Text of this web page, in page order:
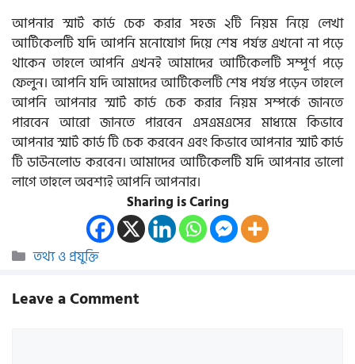
আপনার স্মার্ট কার্ড চেক করার সহজ ২টি নিয়ম নিয়ে লেখা
আর্টিকেলটি যদি আপনি মনোযোগ দিয়ে শেষ পর্যন্ত এখনো না পড়ে
থাকেন তাহলে আপনি এখনই আমাদের আর্টিকেলটি সম্পূর্ণ পড়ে
ফেলুন। আপনি যদি আমাদের আর্টিকেলটি শেষ পর্যন্ত পড়েন তাহলে
আপনি আপনার স্মার্ট কার্ড চেক করার নিয়ম সম্পর্কে জানতে
পারবেন আরো জানতে পারবেন এসএমএসের মাধ্যমে কিভাবে
আপনার স্মার্ট কার্ড টি চেক করবেন এবং কিভাবে আপনার স্মার্ট কার্ড
টি ডাউনলোড করবেন। আমাদের আর্টিকেলটি যদি আপনার ভালো
লাগে তাহলে অবশ্যই আপনি আপনার।
Sharing is Caring
Categories
তথ্য ও প্রযুক্তি
Leave a Comment